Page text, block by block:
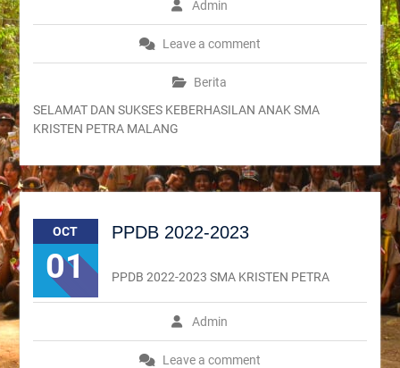
Admin
Leave a comment
Berita
SELAMAT DAN SUKSES KEBERHASILAN ANAK SMA
KRISTEN PETRA MALANG
OCT
01
PPDB 2022-2023
Admin
Leave a comment
PPDB 2022-2023 SMA KRISTEN PETRA